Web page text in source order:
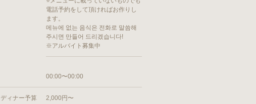
電話予約をして頂ければお作りし
ます。
메뉴에 없는 음식은 전화로 말씀해
주시면 만들어 드리겠습니다!
※アルバイト募集中
00:00〜00:00
ディナー予算 2,000円〜